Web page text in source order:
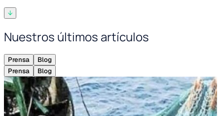
↓
Nuestros últimos artículos
Prensa
Blog
Prensa
Blog